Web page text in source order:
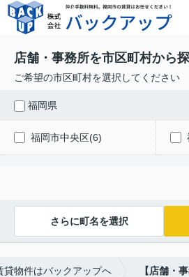
店舗・事務所を市区町村から
ご希望の市区町村を選択してください
福岡県
福岡市中央区(6)
さらに町名を選択
物件はバックアップへ 【店舗・